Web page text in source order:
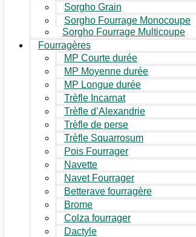
Sorgho Grain
Sorgho Fourrage Monocoupe
Sorgho Fourrage Multicoupe
Fourragères
MP Courte durée
MP Moyenne durée
MP Longue durée
Trèfle Incarnat
Trèfle d’Alexandrie
Trèfle de perse
Trèfle Squarrosum
Pois Fourrager
Navette
Navet Fourrager
Betterave fourragère
Brome
Colza fourrager
Dactyle